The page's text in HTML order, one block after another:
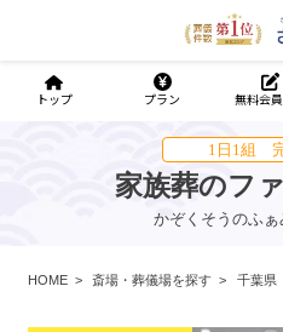
1日1組
家族葬のフ
かぞくそうのふ
HOME 斎場・葬儀場を探す 千葉県
トップ プラン 無料会